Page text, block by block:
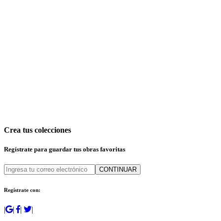
Crea tus colecciones
Regístrate para guardar tus obras favoritas
CONTINUAR
Regístrate con:
| | | |